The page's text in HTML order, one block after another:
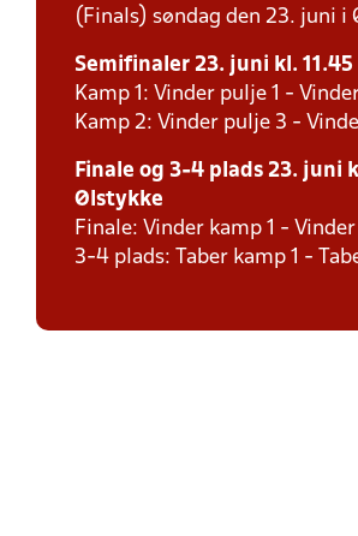
(Finals) søndag den 23. juni i
Semifinaler 23. juni kl.
Kamp 1: Vinder pulje 1 -
Kamp 2: Vinder pulje 3 -
Finale og 3-4 plads 23. juni
Ølstykke
Finale: Vinder kamp 1 -
3-4 plads: Taber kamp 1 -